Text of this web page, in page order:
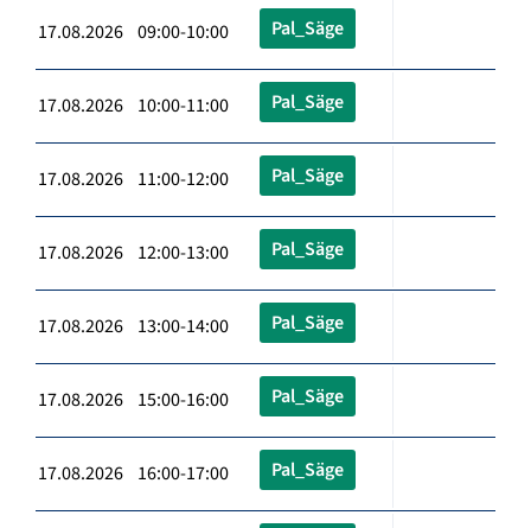
17.08.2026 09:00-10:00 Pal_Säge
17.08.2026 10:00-11:00 Pal_Säge
17.08.2026 11:00-12:00 Pal_Säge
17.08.2026 12:00-13:00 Pal_Säge
17.08.2026 13:00-14:00 Pal_Säge
17.08.2026 15:00-16:00 Pal_Säge
17.08.2026 16:00-17:00 Pal_Säge